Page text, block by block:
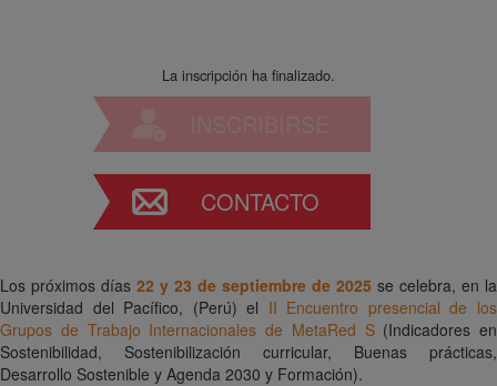
La inscripción ha finalizado.
CONTACTO
Los próximos días 22 y 23 de septiembre de 2025 se celebra, en la
Universidad del Pacífico, (Perú) el II Encuentro presencial de los
Grupos de Trabajo Internacionales de MetaRed S(Indicadores en
Sostenibilidad, Sostenibilización curricular, Buenas prácticas,
Desarrollo Sostenible y Agenda 2030 y Formación).